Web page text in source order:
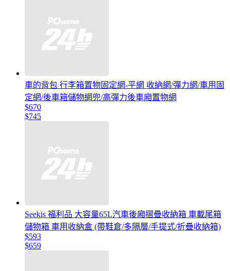
車的背包 行李箱置物固定網-平網 收納網/彈力網/車用固
定網/後車箱儲物網兜/高彈力後車廂置物網
$670
$745
Seekis 福利品 大容量65L汽車後廂摺疊收納箱 車載尾箱
儲物箱 車用收納盒 (帶鞋倉/多隔層/手提式/折疊收納箱)
$593
$659